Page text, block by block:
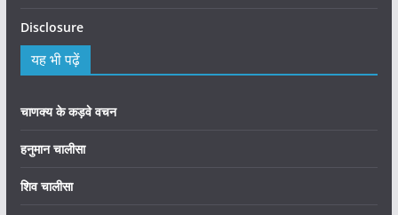
Disclosure
यह भी पढ़ें
चाणक्य के कड़वे वचन
हनुमान चालीसा
शिव चालीसा